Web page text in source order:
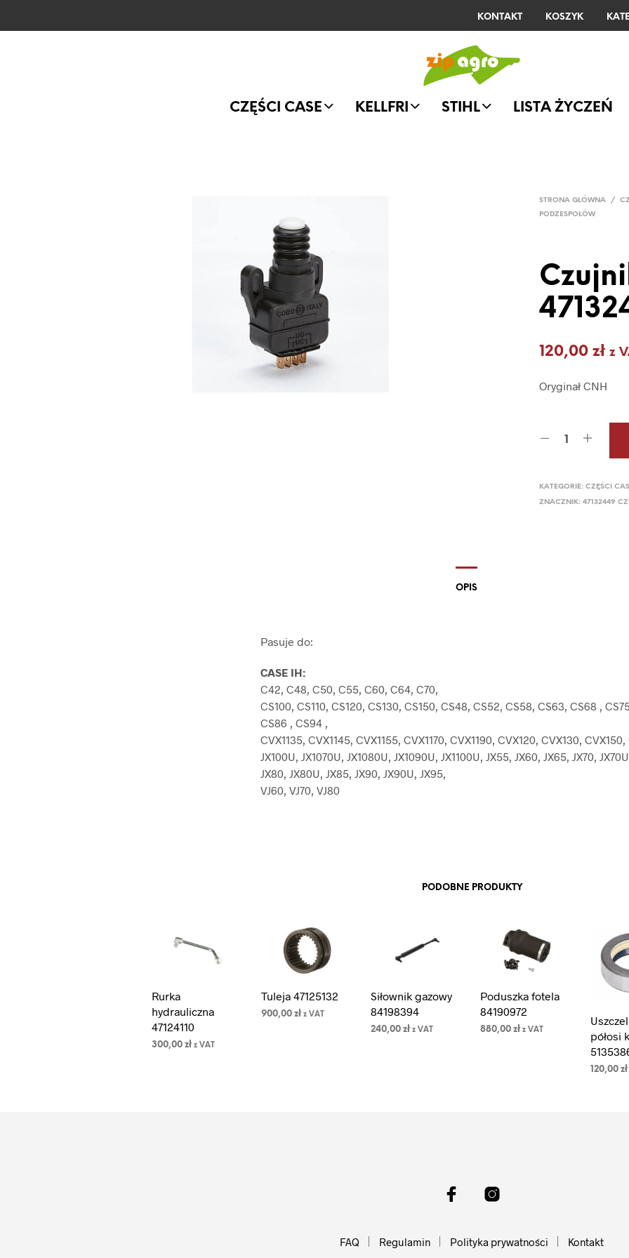
KONTAKT KOSZYK
CZĘŚCI CASE KELLFRI STIHL LISTA ŻYCZEŃ
STRONA GŁÓWNA /
PODZESPOŁÓW
120,00zł z
Oryginał CNH
KATEGORIE:CZĘŚCI
ZNACZNIK:47132449
OPIS
Pasuje do:
CASE IH:
C42, C48, C50, C55, C60, C64, C70,
CS100, CS110, CS120, CS130, CS150, CS48, CS52, CS58, CS63, CS68 ,
CS86 , CS94 ,
CVX1135, CVX1145, CVX1155, CVX1170, CVX1190, CVX120, CVX130, CVX150,
JX100U, JX1070U, JX1080U, JX1090U, JX1100U, JX55, JX60, JX65, JX70,
JX80, JX80U, JX85, JX90, JX90U, JX95,
VJ60, VJ70, VJ80
PODOBNE PRODUKTY
Rurka
hydrauliczna
47124110
300,00 zł z VAT
Tuleja 47125132
900,00 zł z VAT
Siłownik gazowy
84198394
240,00zł z VAT
Poduszka fotela
84190972
880,00zł z VAT
półosi
120,00 zł
FAQ Regulamin Polityka prywatności Kontakt